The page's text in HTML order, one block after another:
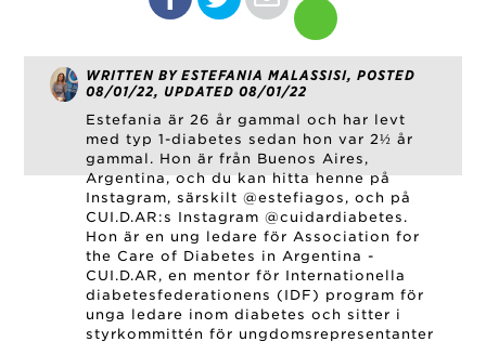
WRITTEN BY ESTEFANIA MALASSISI, POSTED
08/01/22, UPDATED 08/01/22
Estefania är 26 år gammal och har levt
med typ 1-diabetes sedan hon var 2½ år
gammal. Hon är från Buenos Aires,
Argentina, och du kan hitta henne på
Instagram, särskilt @estefiagos, och på
CUI.D.AR:s Instagram @cuidardiabetes.
Hon är en ung ledare för Association for
the Care of Diabetes in Argentina -
CUI.D.AR, en mentor för Internationella
diabetesfederationens (IDF) program för
unga ledare inom diabetes och sitter i
styrkommittén för ungdomsrepresentanter